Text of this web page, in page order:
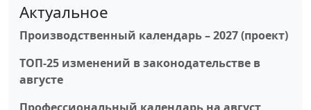
Актуальное
Производственный календарь – 2027 (проект)
ТОП-25 изменений в законодательстве в
августе